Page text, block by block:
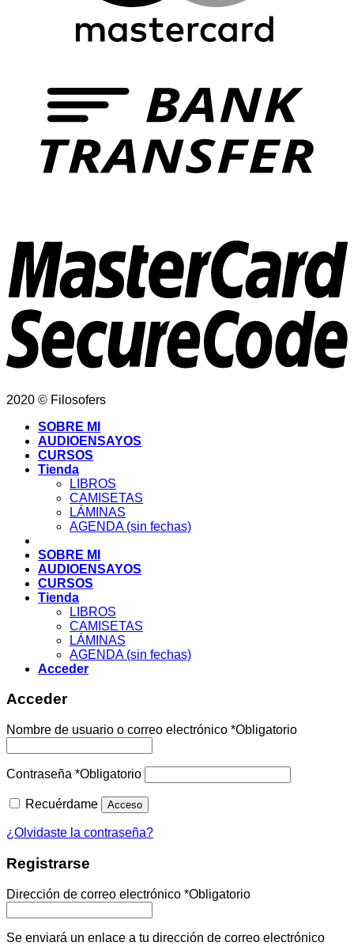
2020 © Filosofers
SOBRE MI
AUDIOENSAYOS
CURSOS
Tienda
LIBROS
CAMISETAS
LÁMINAS
AGENDA (sin fechas)
SOBRE MI
AUDIOENSAYOS
CURSOS
Tienda
LIBROS
CAMISETAS
LÁMINAS
AGENDA (sin fechas)
Acceder
Acceder
Nombre de usuario o correo electrónico *Obligatorio
Contraseña *Obligatorio
Recuérdame Acceso
¿Olvidaste la contraseña?
Registrarse
Dirección de correo electrónico *Obligatorio
Se enviará un enlace a tu dirección de correo electrónico